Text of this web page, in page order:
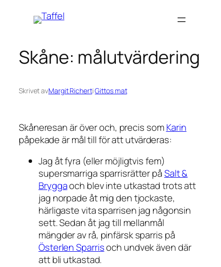
Skåne: målutvärdering
Skrivet avMargit RichertiGittos mat
Skåneresan är över och, precis somKarin
påpekade är mål till för att utvärderas:
Jag åt fyra (eller möjligtvis fem)
supersmarriga sparrisrätter påSalt &
Bryggaoch blev inte utkastad trots att
jag norpade åt mig den tjockaste,
härligaste vita sparrisen jag någonsin
sett. Sedan åt jag till mellanmål
mängder av rå, pinfärsk sparris på
Österlen Sparrisoch undvek även där
att bli utkastad.